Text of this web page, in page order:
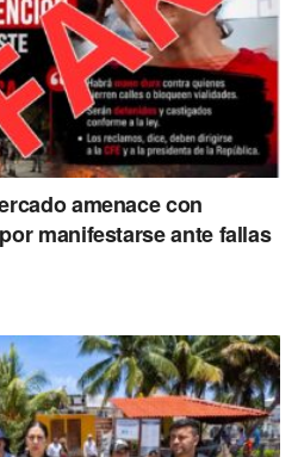
amenace con
manifestarse ante fallas